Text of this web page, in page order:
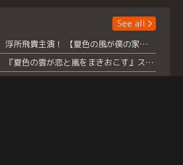
See all
浮所飛貴主演！ 【夏色の風が僕の家にやってきた】 本日よりテラサで独占配信スタート！
『夏色の雲が恋と嵐をまきおこす』スペシャルメイキング 【Part1】2026年７月18日（土）23時30分～配信スタート！話題のシーンの裏側を大公開！豪華キャスト大集合！ 『武宮家 真夏の家族会議』開催！